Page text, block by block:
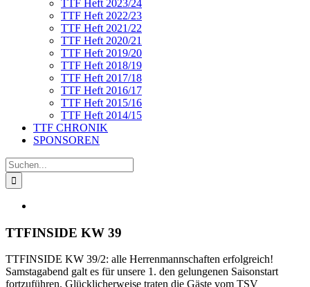
TTF Heft 2023/24
TTF Heft 2022/23
TTF Heft 2021/22
TTF Heft 2020/21
TTF Heft 2019/20
TTF Heft 2018/19
TTF Heft 2017/18
TTF Heft 2016/17
TTF Heft 2015/16
TTF Heft 2014/15
TTF CHRONIK
SPONSOREN
Suche
nach:
TTFINSIDE KW 39
TTFINSIDE KW 39/2: alle Herrenmannschaften erfolgreich!
Samstagabend galt es für unsere 1. den gelungenen Saisonstart
fortzuführen. Glücklicherweise traten die Gäste vom TSV